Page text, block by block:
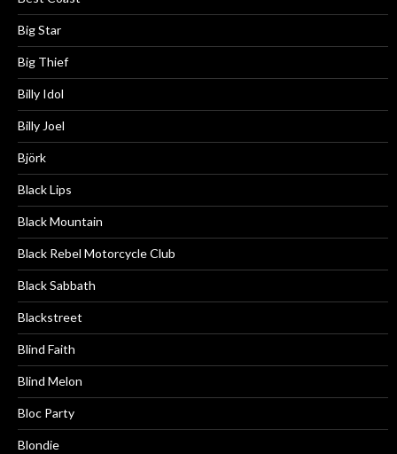
Big Star
Big Thief
Billy Idol
Billy Joel
Björk
Black Lips
Black Mountain
Black Rebel Motorcycle Club
Black Sabbath
Blackstreet
Blind Faith
Blind Melon
Bloc Party
Blondie